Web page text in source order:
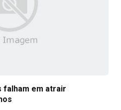
falham em atrair